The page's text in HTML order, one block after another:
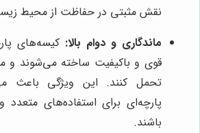
نقش مثبتی در حفاظت از محیط
ماندگاری و دوام بالا: کیسه‌های
قوی و باکیفیت ساخته می‌شوند و
تحمل کنند. این ویژگی باعث
پارچه‌ای برای استفاده‌های
باشند.